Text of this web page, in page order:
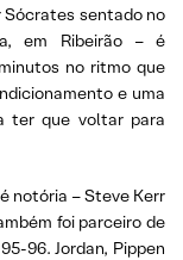
sentado no
em Ribeirão – é
no ritmo que
e uma
ter que voltar para
notória – Steve Kerr
foi parceiro de
96. Jordan, Pippen